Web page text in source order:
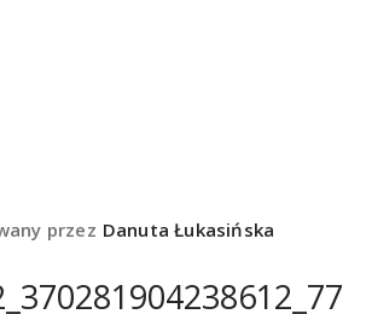
przez Danuta Łukasińska